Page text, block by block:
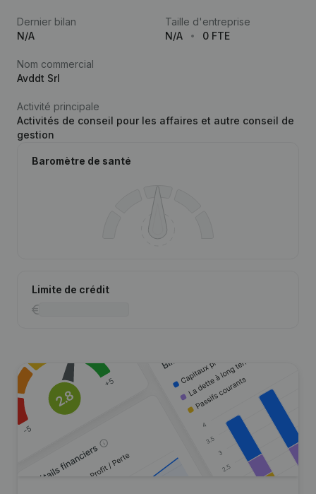
Dernier bilan
N/A
Taille d'entreprise
N/A
0 FTE
Nom commercial
Avddt Srl
Activité principale
Activités de conseil pour les affaires et autre conseil de
gestion
Baromètre de santé
Limite de crédit